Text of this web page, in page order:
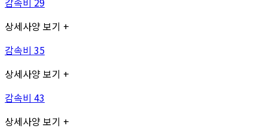
상세사양 보기 +
감속비 35
상세사양 보기 +
감속비 43
상세사양 보기 +